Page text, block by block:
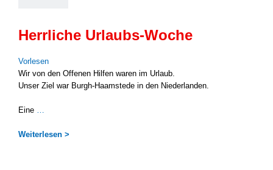
Herrliche Urlaubs-Woche
Vor­le­sen
Wir von den Offe­nen Hil­fen waren im Urlaub.
Unser Ziel war Burgh-Haamstede in den Nie­der­lan­den.
Eine
Wei­ter­le­sen >